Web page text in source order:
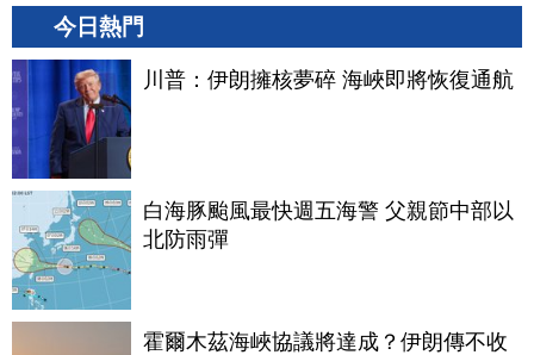
今日熱門
川普：伊朗擁核夢碎 海峽即將恢復通航
白海豚颱風最快週五海警 父親節中部以
北防雨彈
霍爾木茲海峽協議將達成？伊朗傳不收